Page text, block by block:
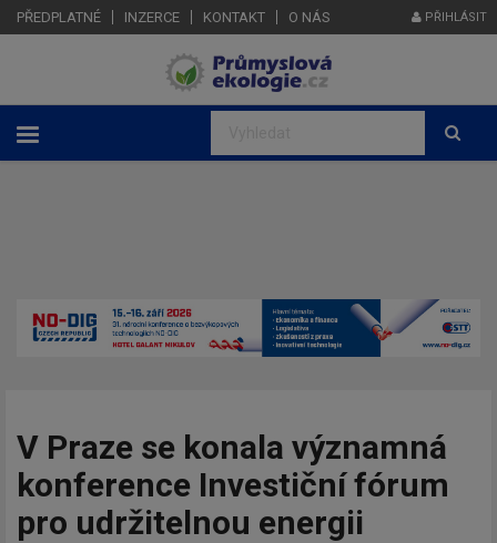
PŘEDPLATNÉ INZERCE KONTAKT O NÁS PŘIHLÁSIT
V Praze se konala významná
konference Investiční fórum
pro udržitelnou energii